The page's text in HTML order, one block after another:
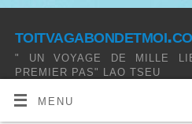
" UN VOYAGE DE MILLE
PREMIER PAS" LAO TSEU
MENU